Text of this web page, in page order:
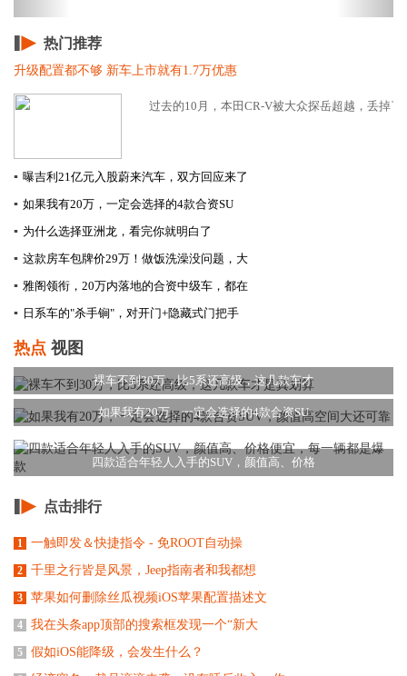
热门推荐
升级配置都不够 新车上市就有1.7万优惠
过去的10月，本田CR-V被大众探岳超越，丢掉
▪ 曝吉利21亿元入股蔚来汽车，双方回应来了
▪ 如果我有20万，一定会选择的4款合资SU
▪ 为什么选择亚洲龙，看完你就明白了
▪ 这款房车包牌价29万！做饭洗澡没问题，大
▪ 雅阁领衔，20万内落地的合资中级车，都在
▪ 日系车的"杀手锏"，对开门+隐藏式门把手
热点 视图
裸车不到30万，比5系还高级，这几款车才
如果我有20万，一定会选择的4款合资SU
四款适合年轻人入手的SUV，颜值高、价格
点击排行
1 一触即发＆快捷指令 - 免ROOT自动操
2 千里之行皆是风景，Jeep指南者和我都想
3 苹果如何删除丝瓜视频iOS苹果配置描述文
4 我在头条app顶部的搜索框发现一个“新大
5 假如iOS能降级，会发生什么？